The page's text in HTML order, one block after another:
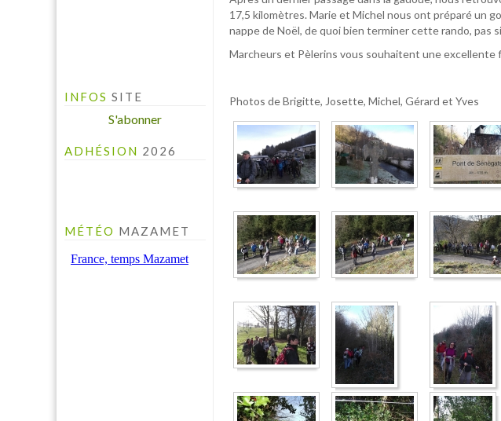
17,5 kilomètres. Marie et Michel nous ont préparé un
nappe de Noël, de quoi bien terminer cette rando, pas
Marcheurs et Pèlerins vous souhaitent une excellente
Photos de Brigitte, Josette, Michel, Gérard et Yves
Le PELINFO N° 109 du 1
juillet 2026 vient de sortir :
PELINFO"...
INFOS SITE
S'abonner
ADHÉSION 2026
MÉTÉO MAZAMET